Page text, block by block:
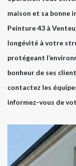
maison et sa bonne
Peinture 43 à
longévité à votre
protégeant
bonheur de ses
contactez les
informez-vous de